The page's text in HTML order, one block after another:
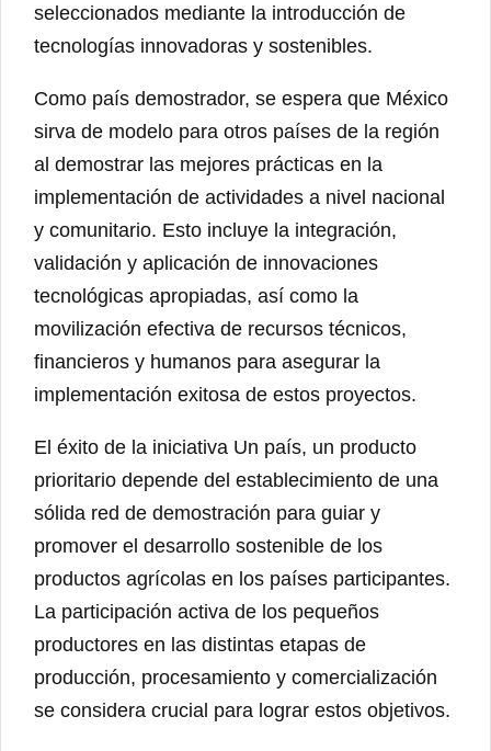
seleccionados mediante la introducción de
tecnologías innovadoras y sostenibles.
Como país demostrador, se espera que México
sirva de modelo para otros países de la región
al demostrar las mejores prácticas en la
implementación de actividades a nivel nacional
y comunitario. Esto incluye la integración,
validación y aplicación de innovaciones
tecnológicas apropiadas, así como la
movilización efectiva de recursos técnicos,
financieros y humanos para asegurar la
implementación exitosa de estos proyectos.
El éxito de la iniciativa Un país, un producto
prioritario depende del establecimiento de una
sólida red de demostración para guiar y
promover el desarrollo sostenible de los
productos agrícolas en los países participantes.
La participación activa de los pequeños
productores en las distintas etapas de
producción, procesamiento y comercialización
se considera crucial para lograr estos objetivos.